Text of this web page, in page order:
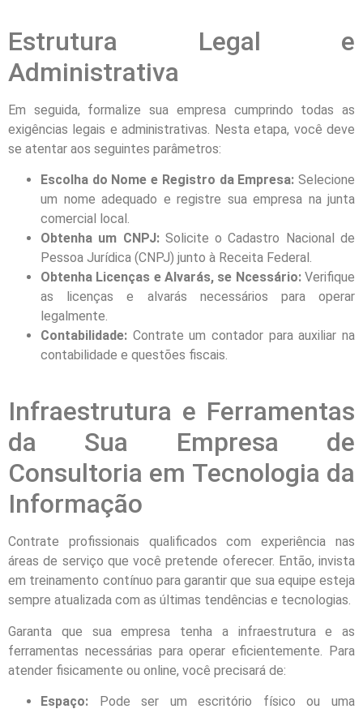
Estrutura Legal e
Administrativa
Em seguida, formalize sua empresa cumprindo todas as
exigências legais e administrativas. Nesta etapa, você deve
se atentar aos seguintes parâmetros:
Escolha do Nome e Registro da Empresa: Selecione
um nome adequado e registre sua empresa na junta
comercial local.
Obtenha um CNPJ: Solicite o Cadastro Nacional de
Pessoa Jurídica (CNPJ) junto à Receita Federal.
Obtenha Licenças e Alvarás, se Ncessário:Verifique
as licenças e alvarás necessários para operar
legalmente.
Contabilidade: Contrate um contador para auxiliar na
contabilidade e questões fiscais.
Infraestrutura e Ferramentas
da Sua Empresa de
Consultoria em Tecnologia da
Informação
Contrate profissionais qualificados com experiência nas
áreas de serviço que você pretende oferecer. Então, invista
em treinamento contínuo para garantir que sua equipe esteja
sempre atualizada com as últimas tendências e tecnologias.
Garanta que sua empresa tenha a infraestrutura e as
ferramentas necessárias para operar eficientemente. Para
atender fisicamente ou online, você precisará de:
Espaço:
Pode ser um escritório físico ou uma